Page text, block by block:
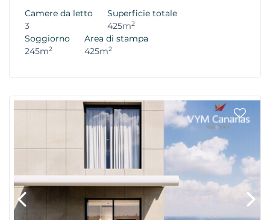
Camere da letto
3
Superficie totale
425m2
Soggiorno
245m2
Area di stampa
425m2